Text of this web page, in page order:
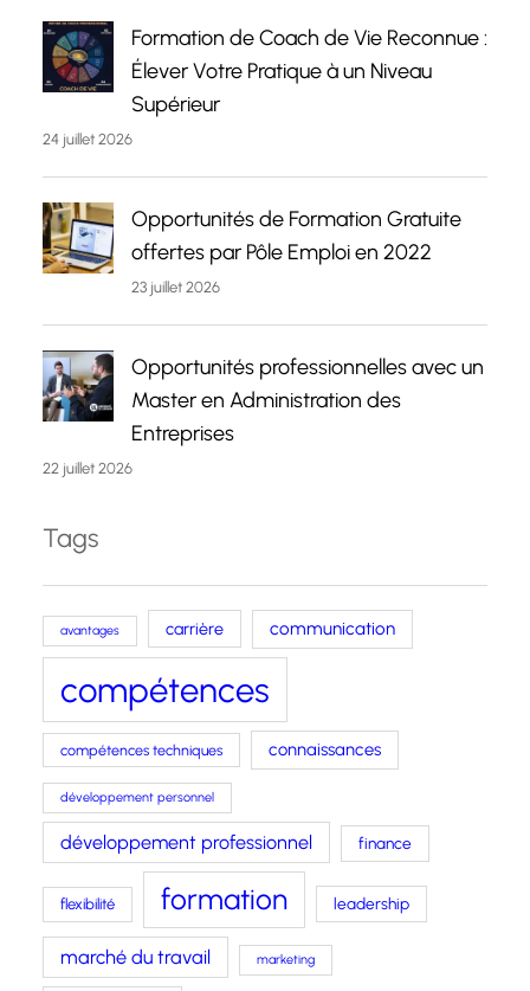
Formation de Coach de Vie Reconnue :
Élever Votre Pratique à un Niveau
Supérieur
24 juillet 2026
Opportunités de Formation Gratuite
offertes par Pôle Emploi en 2022
23 juillet 2026
Opportunités professionnelles avec un
Master en Administration des
Entreprises
22 juillet 2026
Tags
avantages carrière communication
compétences
compétences techniques connaissances
développement personnel
développement professionnel finance
flexibilité formation leadership
marché du travail marketing